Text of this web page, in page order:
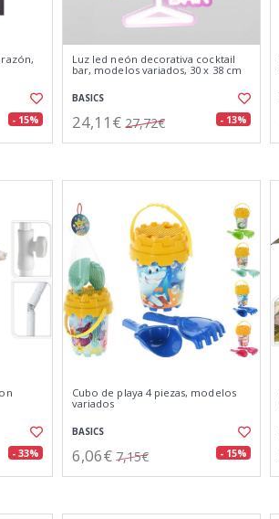
- 15%
Luz led neón decorativa cocktail
bar, modelos variados, 30 x 38 cm
BASICS
24,11€ 27,72€ - 13%
- 33%
Cubo de playa 4 piezas, modelos
variados
BASICS
6,06€ 7,15€ - 15%